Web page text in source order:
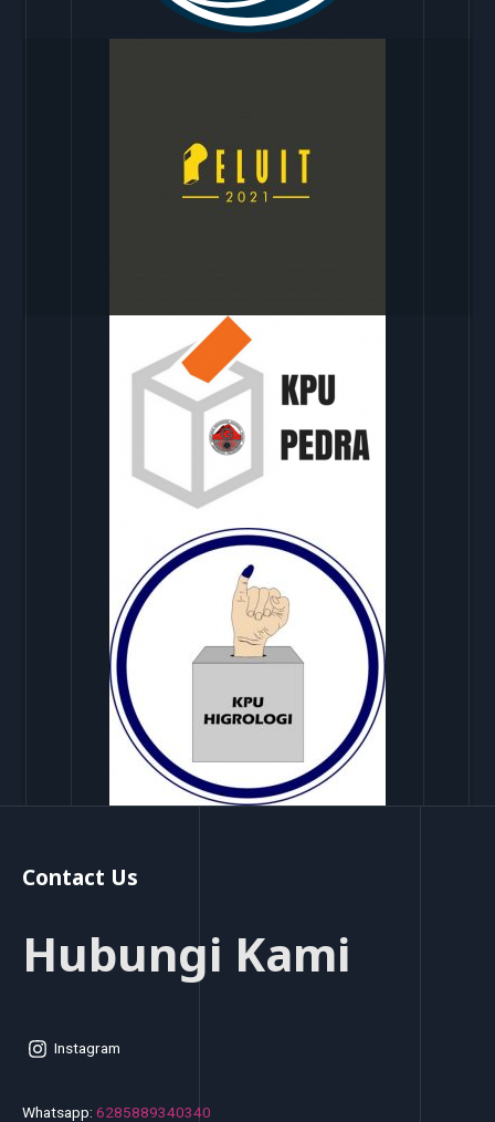
Contact Us
Hubungi Kami
Instagram
Whatsapp: 6285889340340